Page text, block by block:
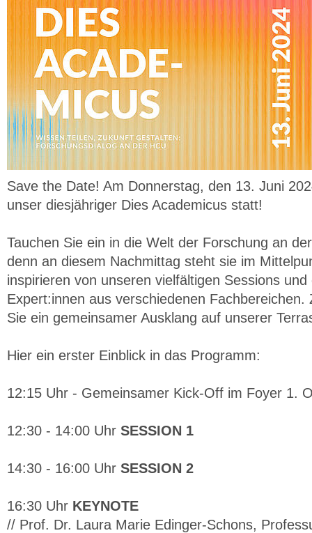
Save the Date! Am Donnerstag, den 13. Juni
unser diesjähriger Dies Academicus statt!
Tauchen Sie ein in die Welt der Forschung an
denn an diesem Nachmittag steht sie im
inspirieren von unseren vielfältigen Sessions
Expert:innen aus verschiedenen Fachbereichen.
Sie ein gemeinsamer Ausklang auf unserer
Hier ein erster Einblick in das Programm:
12:15 Uhr - Gemeinsamer Kick-Off im Foyer 1.
12:30 - 14:00 Uhr SESSION 1
14:30 - 16:00 Uhr SESSION 2
16:30 Uhr KEYNOTE
// Prof. Dr. Laura Marie Edinger-Schons,